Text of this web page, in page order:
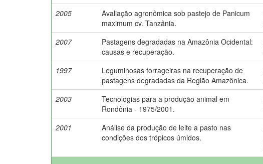
2005
Avaliação agronômica sob pastejo de Panicum
maximum cv. Tanzânia.
2007
Pastagens degradadas na Amazônia Ocidental:
causas e recuperação.
1997
Leguminosas forrageiras na recuperação de
pastagens degradadas da Região Amazônica.
2003
Tecnologias para a produção animal em
Rondônia - 1975/2001.
2001
Análise da produção de leite a pasto nas
condições dos trópicos úmidos.